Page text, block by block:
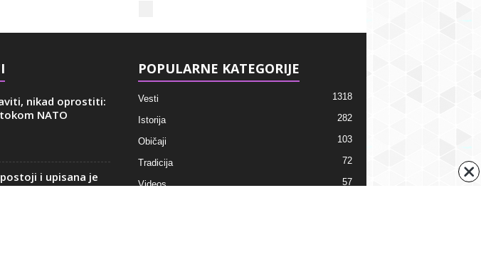
nikad oprostiti:
NATO
i upisana je
Ovo je kuća...
POPULARNE KATEGORIJE
Vesti 1318
Istorija 282
Običaji 103
Tradicija 72
Videos 57